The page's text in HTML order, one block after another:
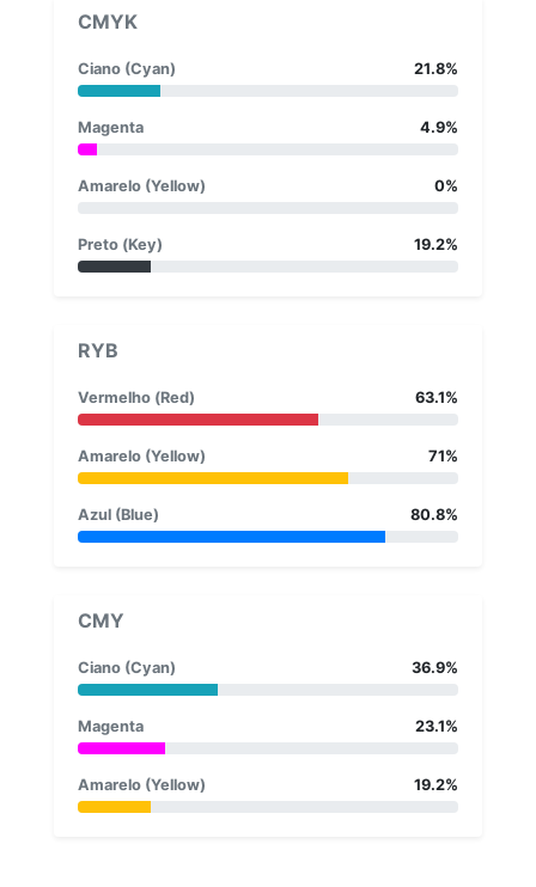
CMYK
Ciano (Cyan) 21.8%
Magenta 4.9%
Amarelo (Yellow) 0%
Preto (Key) 19.2%
RYB
Vermelho (Red) 63.1%
Amarelo (Yellow) 71%
Azul (Blue) 80.8%
CMY
Ciano (Cyan) 36.9%
Magenta 23.1%
Amarelo (Yellow) 19.2%